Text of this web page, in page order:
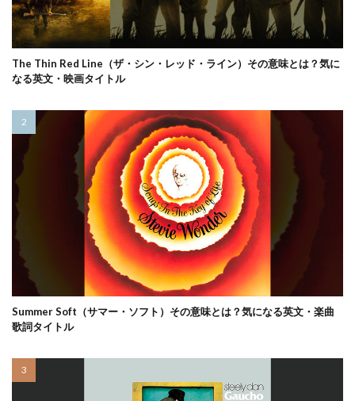
The Thin Red Line（ザ・シン・レッド・ライン）その意味とは？気に
なる英文・映画タイトル
Summer Soft（サマー・ソフト）その意味とは？気になる英文・楽曲
歌詞タイトル